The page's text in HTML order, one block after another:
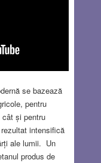
se bazează
pentru
și pentru
intensifică
ale lumii. Un
produs de